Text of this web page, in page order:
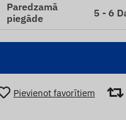
Paredzamā
piegāde
5 - 6
Pievienot favorītiem